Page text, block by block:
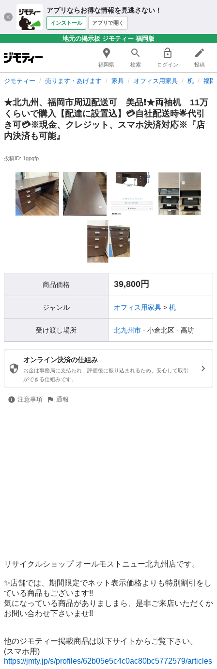
アプリならお得な情報を見逃さない！
インストール アプリで開く
地元の掲示板 ジモティー 福岡版
福岡県 検索 ログイン 投稿
ジモティー 売ります・あげます 家具 オフィス用家具 机 福
★北九州、福岡市周辺配送可 美品❗★両袖机 11万
くらいで購入【配達に設置込】💳自社配送時🌟代引
き可💳※現金、クレジット、スマホ決済対応※『店
内決済も可能』
投稿ID: 1gpgfp
商品価格 39,800円
ジャンル オフィス用家具 > 机
受け渡し場所 北九州市 - 小倉北区 - 高坊
オンライン決済の仕組み
お金は事務局に支払われ、評価後に振り込まれるため、安心して取引
ができる仕組みです。
注意事項 通報
リサイクルショップ オールモストニュー北九州店です。
✨️店舗では、期間限定でネット表示価格よりも特別割引をし
ている商品もございます!!
気になっている商品がありましまら、是非ご来店いただくか
お問い合わせ下さいませ!!
他のジモティー掲載商品は以下サイトからご覧下さい。
https://jmty.jp/s/profiles/62b05e5c4c0ac80bc5772579/articles